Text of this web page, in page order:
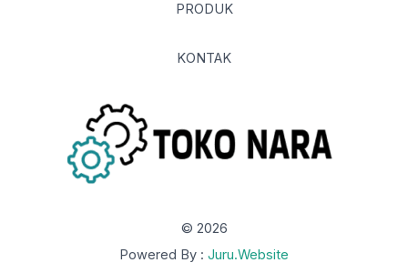
PRODUK
KONTAK
© 2026
Powered By : Juru.Website